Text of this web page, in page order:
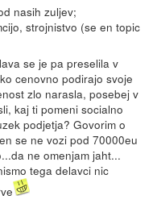
nasih zuljev;
strojnistvo (se en topic
se je pa preselila v
cenovno podirajo svoje
zlo narasla, posebej v
kaj ti pomeni socialno
podjetja? Govorim o
se ne vozi pod 70000eu
ne omenjam jaht...
tega delavci nic